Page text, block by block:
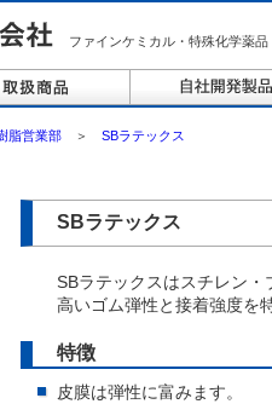
ファインケミカル・特殊化学薬
脂営業部 ＞ SBラテックス
SBラテックス
SBラテックスはスチレン
高いゴム弾性と接着強度を
特徴
皮膜は弾性に富みます。